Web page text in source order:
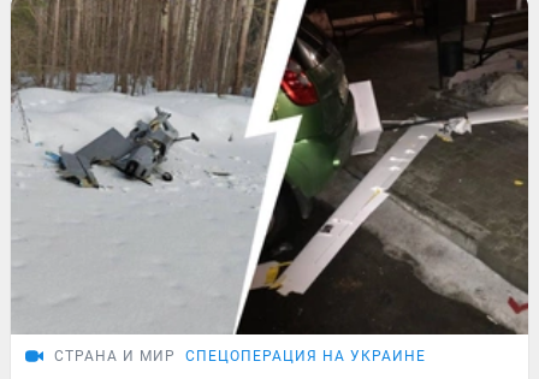
СТРАНА И МИР СПЕЦОПЕРАЦИЯ НА УКРАИНЕ